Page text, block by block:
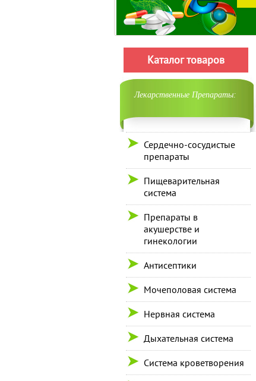
Каталог товаров
Лекарственные Препараты:
Сердечно-сосудистые
препараты
Пищеварительная
система
Препараты в
акушерстве и
гинекологии
Антисептики
Мочеполовая система
Нервная система
Дыхательная система
Система кроветворения